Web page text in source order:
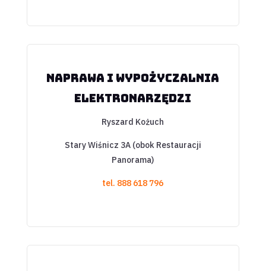
Naprawa i wypożyczalnia
elektronarzędzi
Ryszard Kożuch
Stary Wiśnicz 3A (obok Restauracji
Panorama)
tel. 888 618 796